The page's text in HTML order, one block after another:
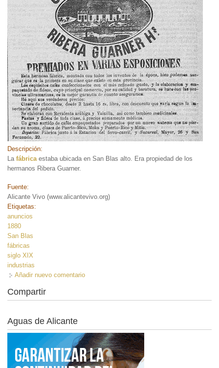
Descripción:
La fábrica estaba ubicada en San Blas alto. Era propiedad de los
hermanos Ribera Guarner.
Fuente:
Alicante Vivo (www.alicantevivo.org)
Etiquetas:
anuncios
1880
San Blas
fábricas
siglo XIX
industrias
Añadir nuevo comentario
Compartir
Aguas de Alicante